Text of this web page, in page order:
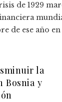
de 1929
de ese año en
la
Bosnia y